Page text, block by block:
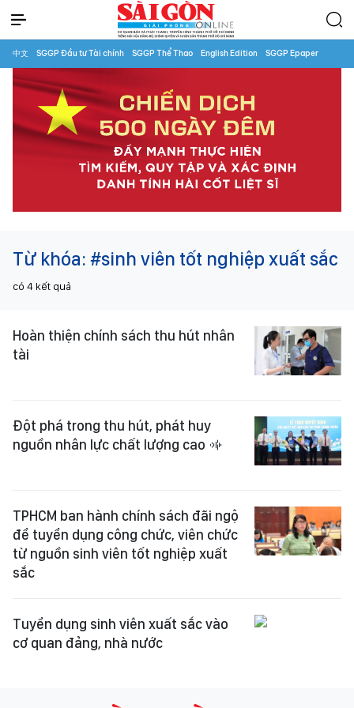
中文 SGGP Đầu tư Tài chính SGGP Thể Thao English Edition SGGP Epaper
Từ khóa: #sinh viên tốt nghiệp xuất sắc
có 4 kết quả
Hoàn thiện chính sách thu hút nhân
tài
Đột phá trong thu hút, phát huy
nguồn nhân lực chất lượng cao
TPHCM ban hành chính sách đãi ngộ
để tuyển dụng công chức, viên chức
từ nguồn sinh viên tốt nghiệp xuất
sắc
Tuyển dụng sinh viên xuất sắc vào
cơ quan đảng, nhà nước